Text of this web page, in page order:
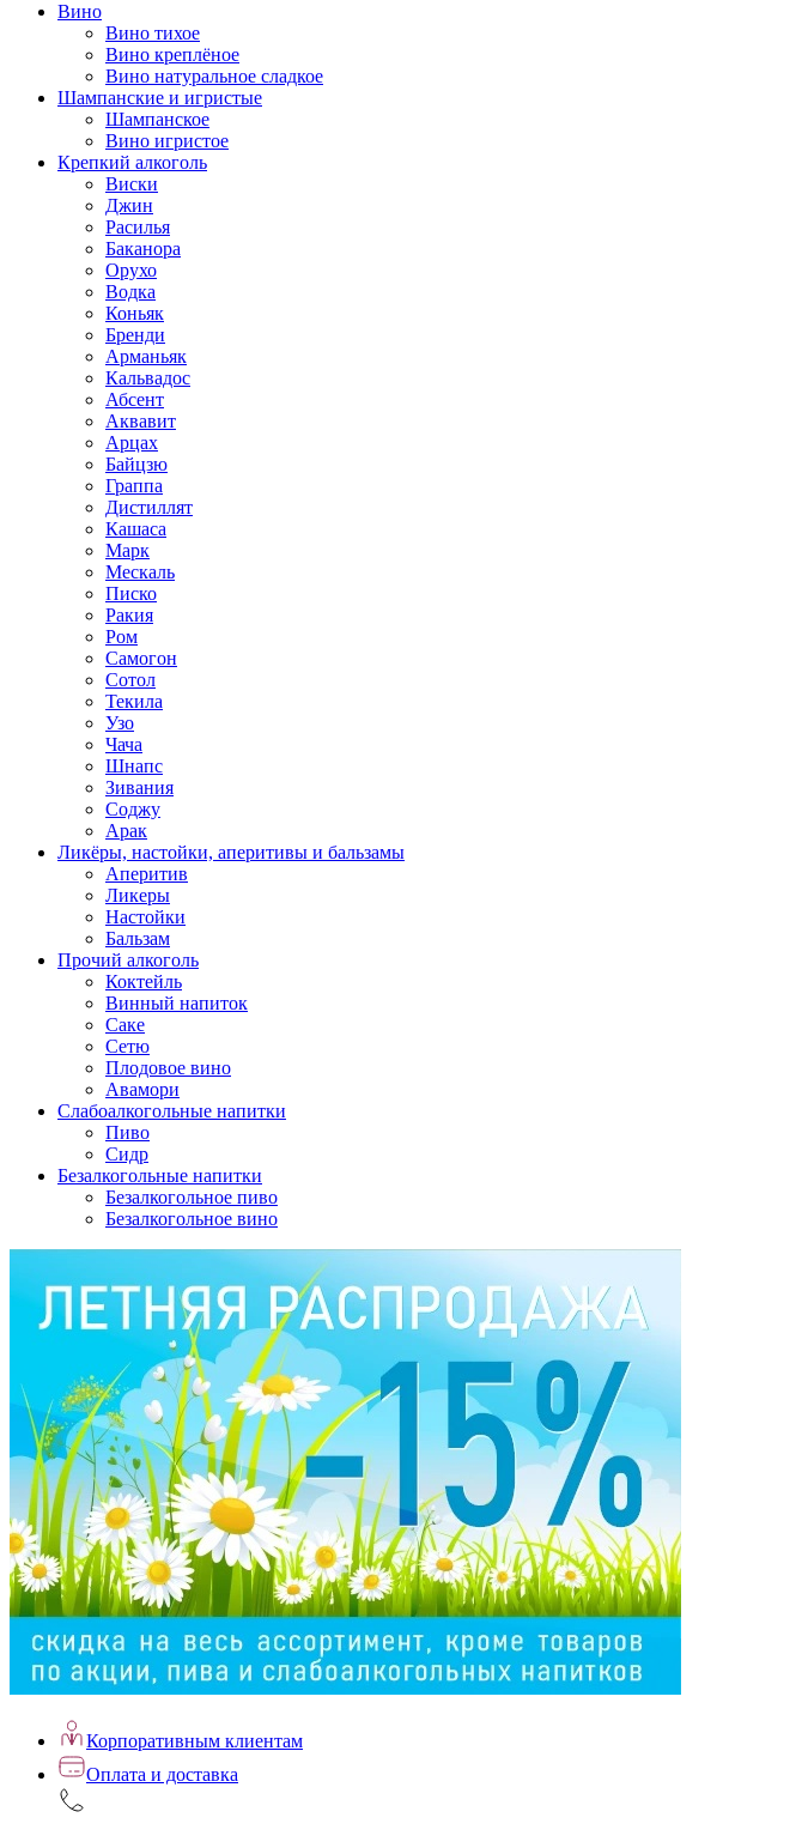
Вино
Вино тихое
Вино креплёное
Вино натуральное сладкое
Шампанские и игристые
Шампанское
Вино игристое
Крепкий алкоголь
Виски
Джин
Расилья
Баканора
Орухо
Водка
Коньяк
Бренди
Арманьяк
Кальвадос
Абсент
Аквавит
Арцах
Байцзю
Граппа
Дистиллят
Кашаса
Марк
Мескаль
Писко
Ракия
Ром
Самогон
Сотол
Текила
Узо
Чача
Шнапс
Зивания
Соджу
Арак
Ликёры, настойки, аперитивы и бальзамы
Аперитив
Ликеры
Настойки
Бальзам
Прочий алкоголь
Коктейль
Винный напиток
Саке
Сетю
Плодовое вино
Авамори
Слабоалкогольные напитки
Пиво
Сидр
Безалкогольные напитки
Безалкогольное пиво
Безалкогольное вино
Корпоративным клиентам
Оплата и доставка